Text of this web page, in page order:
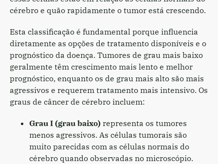
cérebro e quão rapidamente o tumor está crescendo.
Esta classificação é fundamental porque influencia
diretamente as opções de tratamento disponíveis e o
prognóstico da doença. Tumores de grau mais baixo
geralmente têm crescimento mais lento e melhor
prognóstico, enquanto os de grau mais alto são mais
agressivos e requerem tratamento mais intensivo. Os
graus de câncer de cérebro incluem:
Grau I (grau baixo) representa os tumores
menos agressivos. As células tumorais são
muito parecidas com as células normais do
cérebro quando observadas no microscópio.